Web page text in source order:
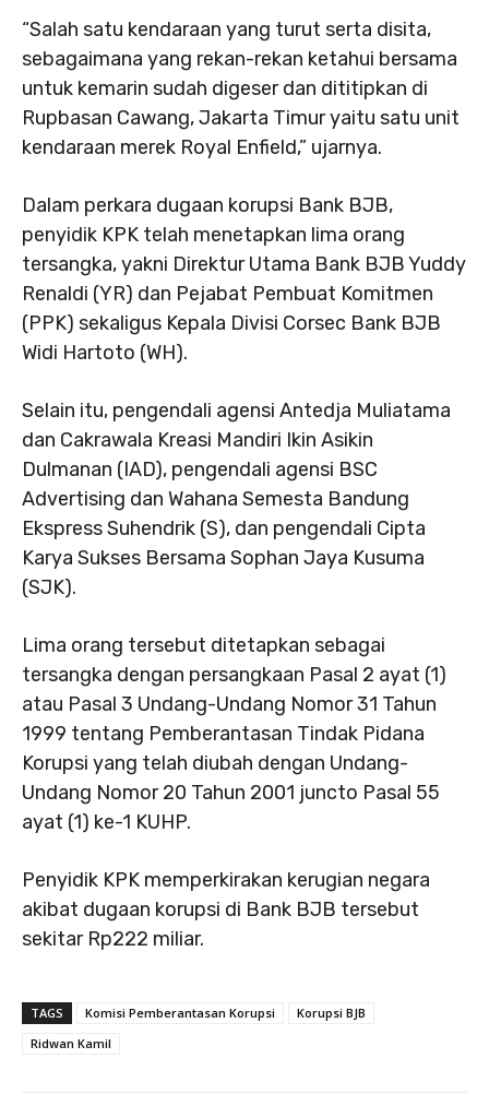
“Salah satu kendaraan yang turut serta disita,
sebagaimana yang rekan-rekan ketahui bersama
untuk kemarin sudah digeser dan dititipkan di
Rupbasan Cawang, Jakarta Timur yaitu satu unit
kendaraan merek Royal Enfield,” ujarnya.
Dalam perkara dugaan korupsi Bank BJB,
penyidik KPK telah menetapkan lima orang
tersangka, yakni Direktur Utama Bank BJB Yuddy
Renaldi (YR) dan Pejabat Pembuat Komitmen
(PPK) sekaligus Kepala Divisi Corsec Bank BJB
Widi Hartoto (WH).
Selain itu, pengendali agensi Antedja Muliatama
dan Cakrawala Kreasi Mandiri Ikin Asikin
Dulmanan (IAD), pengendali agensi BSC
Advertising dan Wahana Semesta Bandung
Ekspress Suhendrik (S), dan pengendali Cipta
Karya Sukses Bersama Sophan Jaya Kusuma
(SJK).
Lima orang tersebut ditetapkan sebagai
tersangka dengan persangkaan Pasal 2 ayat (1)
atau Pasal 3 Undang-Undang Nomor 31 Tahun
1999 tentang Pemberantasan Tindak Pidana
Korupsi yang telah diubah dengan Undang-
Undang Nomor 20 Tahun 2001 juncto Pasal 55
ayat (1) ke-1 KUHP.
Penyidik KPK memperkirakan kerugian negara
akibat dugaan korupsi di Bank BJB tersebut
sekitar Rp222 miliar.
TAGS Komisi Pemberantasan Korupsi
Korupsi BJB
Ridwan Kamil